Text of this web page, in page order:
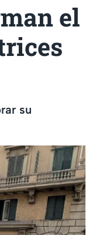
el
su